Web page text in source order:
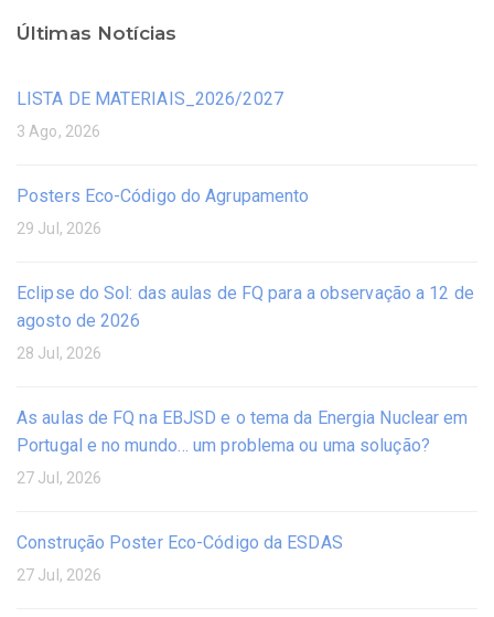
Últimas Notícias
LISTA DE MATERIAIS_2026/2027
3 Ago, 2026
Posters Eco-Código do Agrupamento
29 Jul, 2026
Eclipse do Sol: das aulas de FQ para a observação a 12 de
agosto de 2026
28 Jul, 2026
As aulas de FQ na EBJSD e o tema da Energia Nuclear em
Portugal e no mundo… um problema ou uma solução?
27 Jul, 2026
Construção Poster Eco-Código da ESDAS
27 Jul, 2026